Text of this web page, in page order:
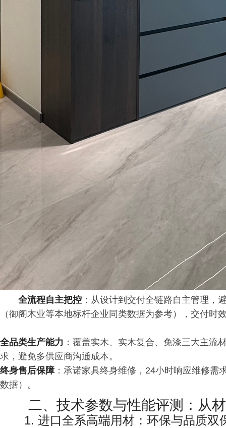
全流程自主把控 ：从设计到交付全链路自主管理，
（御阁木业等本地标杆企业同类数据为参考），交付
全品类生产能力 ：覆盖实木、实木复合、免漆三大主流
求，避免多供应商沟通成本。
终身售后保障：承诺家具终身维修，24小时响应维修需
数据）。
二、技术参数与性能评测：从
1. 进口全系高端用材：环保与品质双